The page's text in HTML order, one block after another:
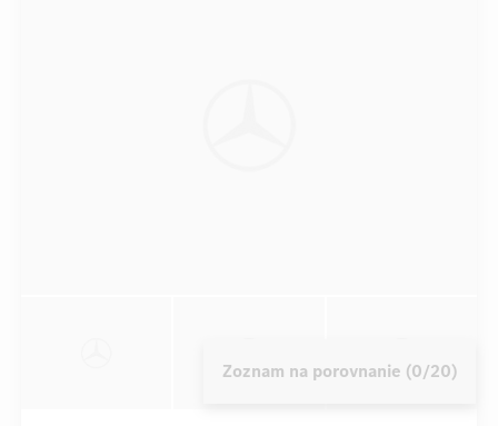
Zoznam na porovnanie (0/20)